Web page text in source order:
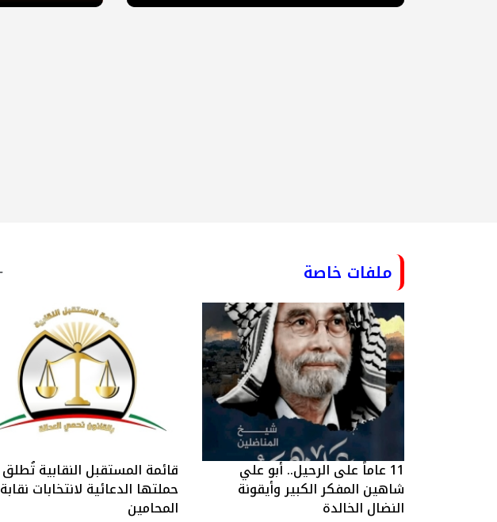
ملفات خاصة
11 عاماً على الرحيل.. أبو علي
شاهين المفكر الكبير وأيقونة
النضال الخالدة
قائمة المستقبل النقابية تُطلق
حملتها الدعائية لانتخابات نقابة
المحامين